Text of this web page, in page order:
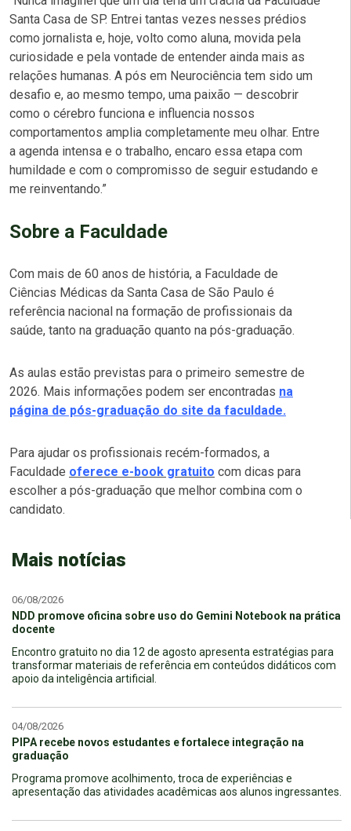
Santa Casa de SP. Entrei tantas vezes nesses prédios
como jornalista e, hoje, volto como aluna, movida pela
curiosidade e pela vontade de entender ainda mais as
relações humanas. A pós em Neurociência tem sido um
desafio e, ao mesmo tempo, uma paixão — descobrir
como o cérebro funciona e influencia nossos
comportamentos amplia completamente meu olhar. Entre
a agenda intensa e o trabalho, encaro essa etapa com
humildade e com o compromisso de seguir estudando e
me reinventando.”
Sobre a Faculdade
Com mais de 60 anos de história, a Faculdade de
Ciências Médicas da Santa Casa de São Paulo é
referência nacional na formação de profissionais da
saúde, tanto na graduação quanto na pós-graduação.
As aulas estão previstas para o primeiro semestre de
2026. Mais informações podem ser encontradas na
página de pós-graduação do site da faculdade.
Para ajudar os profissionais recém-formados, a
Faculdade oferece e-book gratuito com dicas para
escolher a pós-graduação que melhor combina com o
candidato.
Mais notícias
06/08/2026
NDD promove oficina sobre uso do Gemini Notebook na prática
docente
Encontro gratuito no dia 12 de agosto apresenta estratégias para
transformar materiais de referência em conteúdos didáticos com
apoio da inteligência artificial.
04/08/2026
PIPA recebe novos estudantes e fortalece integração na
graduação
Programa promove acolhimento, troca de experiências e
apresentação das atividades acadêmicas aos alunos ingressantes.